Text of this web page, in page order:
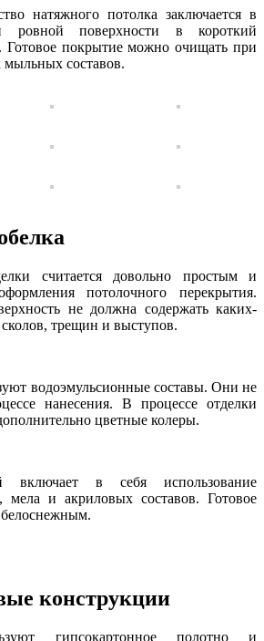
натяжного потолка заключается в
ровной поверхности в короткий
Готовое покрытие можно очищать при
составов.
считается довольно простым и
потолочного перекрытия.
не должна содержать каких-
трещин и выступов.
водоэмульсионные составы. Они не
нанесения. В процессе отделки
цветные колеры.
включает в себя использование
мела и акриловых составов. Готовое
белоснежным.
конструкции
гипсокартонное полотно и